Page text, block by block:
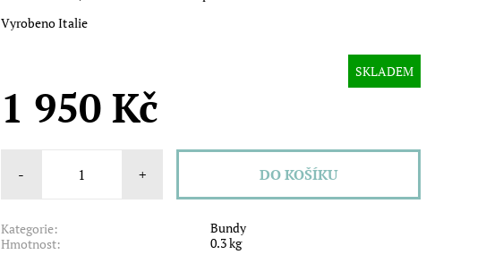
Vyrobeno Italie
SKLADEM
1 950 Kč
- +
Kategorie:
Bundy
Hmotnost:
0.3 kg